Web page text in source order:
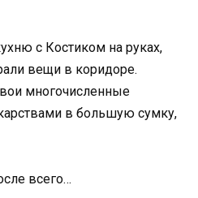
с Костиком на руках,
вещи в коридоре.
многочисленные
в большую сумку,
всего…